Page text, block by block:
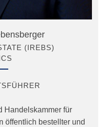
(IREBS)
Handelskammer für
öffentlich bestellter und